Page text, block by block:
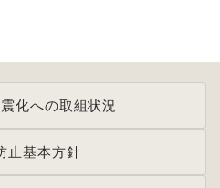
化への取組状況
止基本方針